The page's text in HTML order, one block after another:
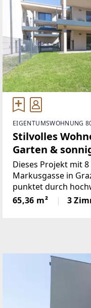
EIGENTUMSWOHNUNG
Stilvolles
Garten &
Dieses Projekt mit
Markusgasse in
punktet durch
Grundrisse der
rund 63 und 127
65,36 m² 3